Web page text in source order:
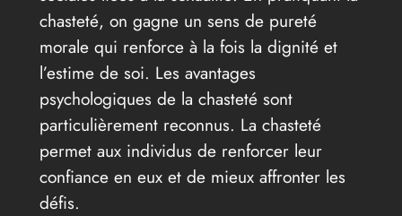
chasteté, on gagne un sens de pureté
morale qui renforce à la fois la dignité et
l’estime de soi. Les avantages
psychologiques de la chasteté sont
particulièrement reconnus. La chasteté
permet aux individus de renforcer leur
confiance en eux et de mieux affronter les
défis.